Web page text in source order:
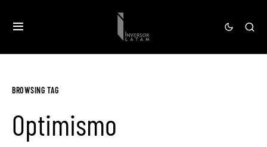
BROWSING TAG
Optimismo